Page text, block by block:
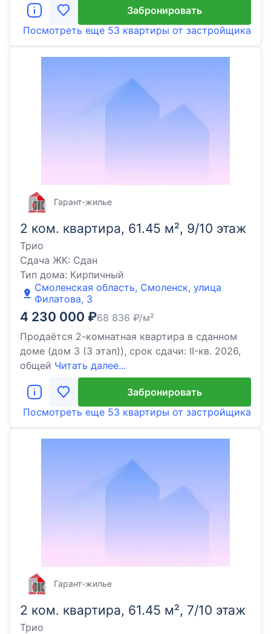
Забронировать
Посмотреть еще 53 квартиры от застройщика
2 ком. квартира, 61.45 м², 9/10 этаж
Трио
Сдача ЖК: Сдан
Тип дома: Кирпичный
Смоленская область, Смоленск, улица
Филатова, 3
4 230 000 ₽68 836 ₽/м²
Продаётся 2-комнатная квартира в сданном
доме (дом 3 (3 этап)), срок сдачи: II-кв. 2026,
общей Читать далее...
Гарант-жилье
Забронировать
Посмотреть еще 53 квартиры от застройщика
2 ком. квартира, 61.45 м², 7/10 этаж
Трио
Гарант-жилье